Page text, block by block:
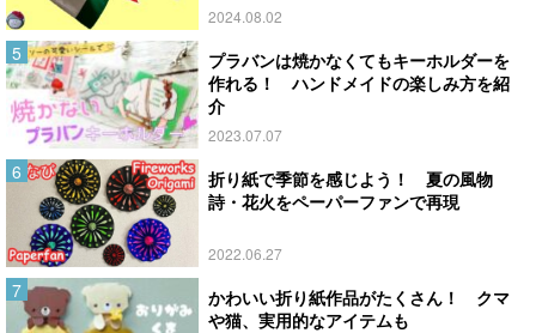
2024.08.02
プラバンは焼かなくてもキーホルダーを
作れる！ ハンドメイドの楽しみ方を紹
介
2023.07.07
折り紙で季節を感じよう！ 夏の風物
詩・花火をペーパーファンで再現
2022.06.27
かわいい折り紙作品がたくさん！ クマ
や猫、実用的なアイテムも